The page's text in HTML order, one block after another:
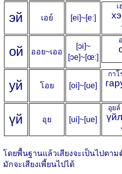
эй เอย์ [ei]~[eː]
เ
ой ออย~เออ
[ɔi]~
[ɔe]~[œː]
уй โอย [oi]~[ʊe]
กาโ
үй อุย [ui]~[ue] үйл
อุยล์
โดยพื้นฐานแล้วเสียงจะเป็นไปตา
มักจะเสียงเพี้ยนไปได้